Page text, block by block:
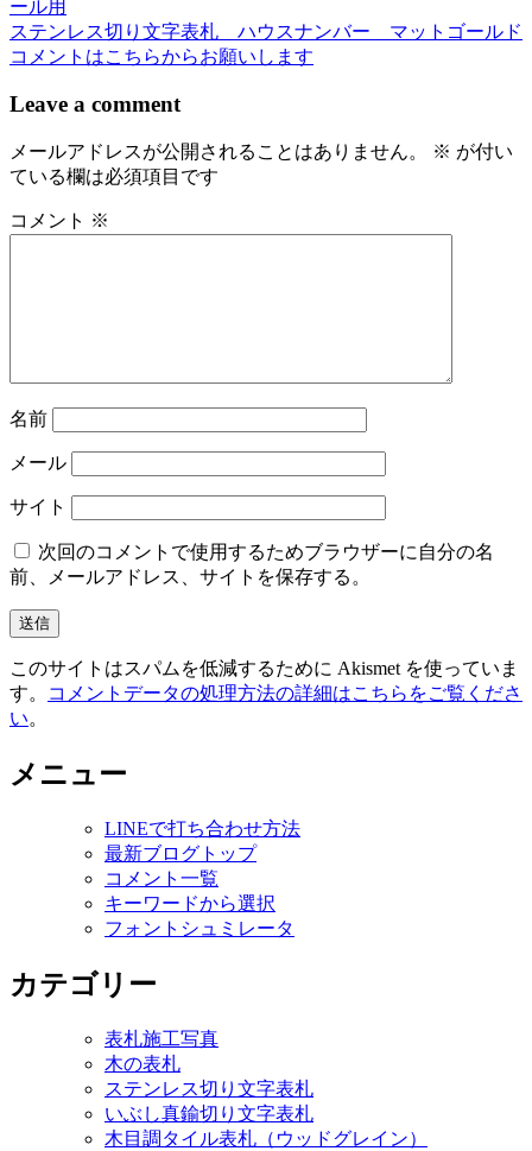
稿
ナ
ビ
ゲ
ー
シ
ール用
ステンレス切り文字表札 ハウスナンバー マットゴールド
コメントはこちらからお願いします
Leave a comment
メールアドレスが公開されることはありません。 ※ が付い
ている欄は必須項目です
コメント ※
名前
メール
サイト
次回のコメントで使用するためブラウザーに自分の名
前、メールアドレス、サイトを保存する。
このサイトはスパムを低減するために Akismet を使っていま
す。
コメントデータの処理方法の詳細はこちらをご覧くださ
い。
メニュー
LINEで打ち合わせ方法
最新ブログトップ
コメント一覧
キーワードから選択
フォントシュミレータ
カテゴリー
表札施工写真
木の表札
ステンレス切り文字表札
いぶし真鍮切り文字表札
木目調タイル表札（ウッドグレイン）